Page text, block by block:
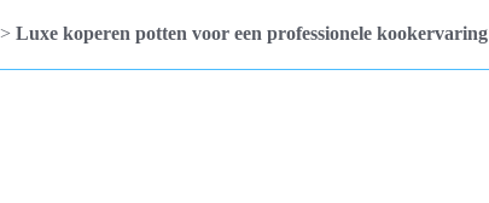
> Luxe koperen potten voor een professionele kookervaring